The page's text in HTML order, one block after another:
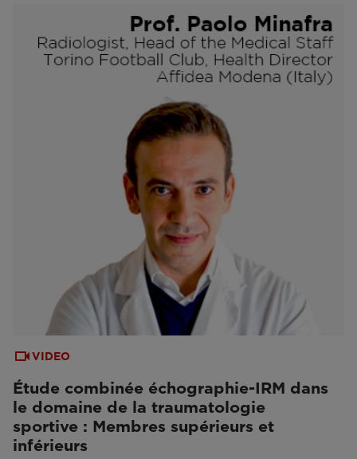
VIDEO
Étude combinée échographie-IRM dans
le domaine de la traumatologie
sportive : Membres supérieurs et
inférieurs